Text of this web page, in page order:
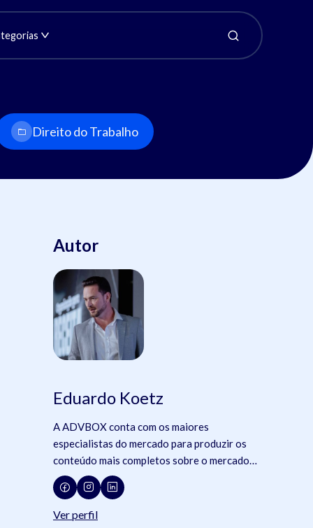
Direito do Trabalho
Autor
Eduardo Koetz
A ADVBOX conta com os maiores
especialistas do mercado para produzir os
conteúdo mais completos sobre o mercado
jurídico, tecnologia e advocacia.
Ver perfil